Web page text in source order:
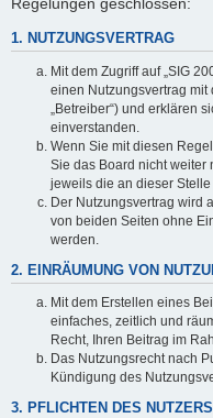
1. NUTZUNGSVERTRAG
Mit dem Zugriff auf „SIG
einen Nutzungsvertrag mit
„Betreiber“) und erklären
einverstanden.
Wenn Sie mit diesen
Sie das Board nicht weiter
jeweils die an dieser
Der Nutzungsvertrag wird
von beiden Seiten ohne
werden.
2. EINRÄUMUNG VON
Mit dem Erstellen eines
einfaches, zeitlich und
Recht, Ihren Beitrag im
Das Nutzungsrecht nach
Kündigung des
3. PFLICHTEN DES NUTZERS